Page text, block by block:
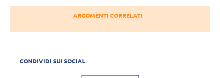
ARGOMENTI CORRELATI
CONDIVIDI SUI SOCIAL